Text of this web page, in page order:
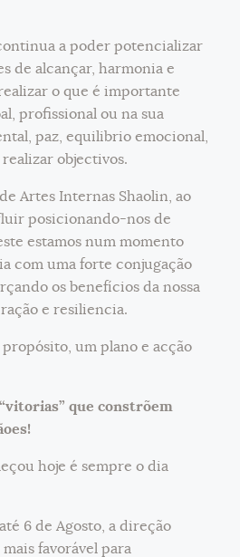
a poder potencializar
de alcançar, harmonia e
o que é importante
profissional ou na sua
paz, equilibrio emocional,
objectivos.
Artes Internas Shaolin, ao
posicionando-nos de
estamos num momento
com uma forte conjugação
os benefícios da nossa
e resiliencia.
um plano e acção
que constrõem
hoje é sempre o dia
6 de Agosto, a direção
favorável para